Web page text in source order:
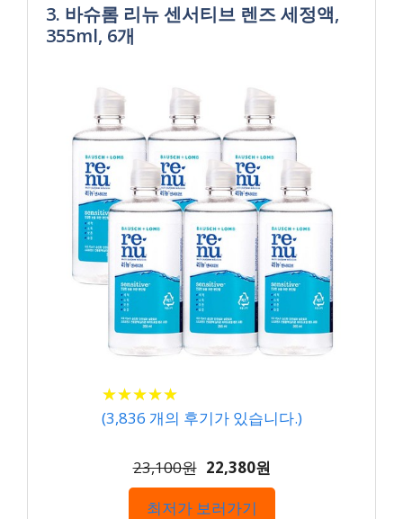
3. 바슈롬 리뉴 센서티브 렌즈 세정액,
355ml, 6개
★★★★★
★★★★★
(3,836 개의 후기가 있습니다.)
23,100원 22,380원
최저가 보러가기